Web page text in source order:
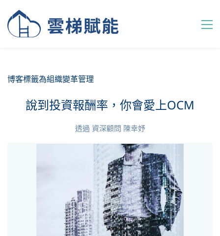
博客標籤為組織變革管理
說到投資報酬率，你會愛上OCM
透過 資深顧問 陳幸妤